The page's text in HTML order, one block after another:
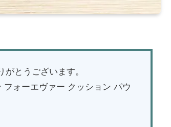
とうございます。
ォーエヴァー クッション パウ